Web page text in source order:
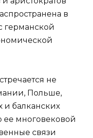
в
германской
не
Польше,
и балканских
ее многовековой
связи